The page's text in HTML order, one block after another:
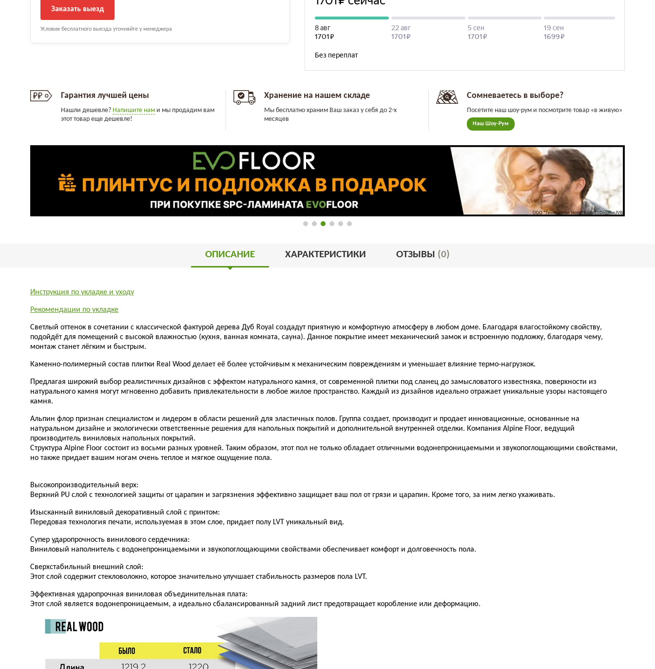
Заказать выезд
Условия бесплатного выезда уточняйте у менеджера
Гарантия лучшей цены
Нашли дешевле? Напишите нам и мы продадим вам
этот товар еще дешевле!
Хранение на нашем складе
Мы бесплатно храним Ваш заказ у себя до 2-х
месяцев
Сомневаетесь в выборе?
Посетите наш шоу-рум и посмотрите товар «в живую»
Наш Шоу-Рум
ОПИСАНИЕ ХАРАКТЕРИСТИКИ ОТЗЫВЫ (0)
Инструкция по укладке и уходу
Рекомендации по укладке
Светлый оттенок в сочетании с классической фактурой дерева Дуб Royal создадут приятную и комфортную атмосферу в любом доме. Благодаря влагостойкому свойству,
подойдёт для помещений с высокой влажностью (кухня, ванная комната, сауна). Данное покрытие имеет механический замок и встроенную подложку, благодаря чему,
монтаж станет лёгким и быстрым.
Каменно-полимерный состав плитки Real Wood делает её более устойчивым к механическим повреждениям и уменьшает влияние термо-нагрузкок.
Предлагая широкий выбор реалистичных дизайнов с эффектом натурального камня, от современной плитки под сланец до замысловатого известняка, поверхности из
натурального камня могут мгновенно добавить привлекательности в любое жилое пространство. Каждый из дизайнов идеально отражает уникальные узоры настоящего
камня.
Альпин флор признан специалистом и лидером в области решений для эластичных полов. Группа создает, производит и продает инновационные, основанные на
натуральном дизайне и экологически ответственные решения для напольных покрытий и дополнительной внутренней отделки. Компания Alpine Floor, ведущий
производитель виниловых напольных покрытий.
Структура Alpine Floor состоит из восьми разных уровней. Таким образом, этот пол не только обладает отличными водонепроницаемыми и звукопоглощающими свойствами,
но также придает вашим ногам очень теплое и мягкое ощущение пола.
Высокопроизводительный верх:
Верхний PU слой с технологией защиты от царапин и загрязнения эффективно защищает ваш пол от грязи и царапин. Кроме того, за ним легко ухаживать.
Изысканный виниловый декоративный слой с принтом:
Передовая технология печати, используемая в этом слое, придает полу LVT уникальный вид.
Супер ударопрочность винилового сердечника:
Виниловый наполнитель с водонепроницаемыми и звукопоглощающими свойствами обеспечивает комфорт и долговечность пола.
Сверхстабильный внешний слой:
Этот слой содержит стекловолокно, которое значительно улучшает стабильность размеров пола LVT.
Эффективная ударопрочная виниловая объединительная плата:
Этот слой является водонепроницаемым, а идеально сбалансированный задний лист предотвращает коробление или деформацию.